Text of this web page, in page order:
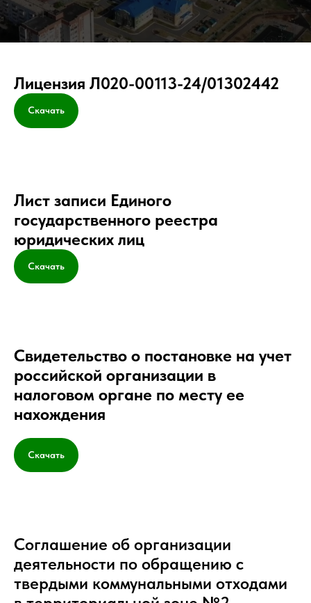
Лицензия Л020-00113-24/01302442
Скачать
Лист записи Единого
государственного реестра
юридических лиц
Скачать
Свидетельство о постановке на учет
российской организации в
налоговом органе по месту ее
нахождения
Скачать
Соглашение об организации
деятельности по обращению с
твердыми коммунальными отходами